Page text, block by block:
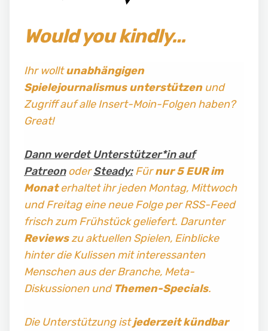
Would you kindly…
Ihr wolltunabhängigen
Spielejournalismus unterstützenund
Zugriff auf alle Insert-Moin-Folgen haben?
Great!
Dann werdet Unterstützer*in auf
PatreonoderSteady:Fürnur 5 EUR im
Monaterhaltet ihr jeden Montag, Mittwoch
und Freitag eine neue Folge per RSS-Feed
frisch zum Frühstück geliefert. Darunter
Reviewszu aktuellen Spielen, Einblicke
hinter die Kulissen mit interessanten
Menschen aus der Branche, Meta-
Diskussionen und Themen-Specials.
Die Unterstützung istjederzeit kündbar